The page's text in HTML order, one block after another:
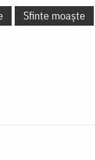
Sfinte moaște